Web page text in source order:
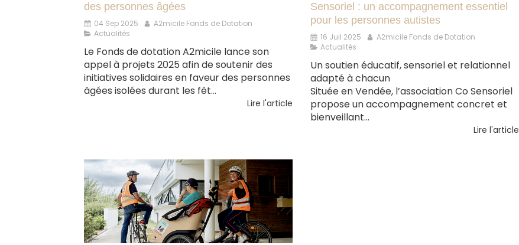
des personnes âgées
04 Sep 2025
A2micile Fonds de Dotation
Actualités
Le Fonds de dotation A2micile lance son
appel à projets 2025 afin de soutenir des
initiatives solidaires en faveur des personnes
âgées isolées durant les fêt...
Lire l'article
Sensoriel : un accompagnement essentiel
pour les personnes autistes
16 Juil 2025
A2micile Fonds de Dotation
Actualités
Un soutien éducatif, sensoriel et relationnel
adapté à chacun
Située en Vendée, l’association Co Sensoriel
propose un accompagnement concret et
bienveillant...
Lire l'article